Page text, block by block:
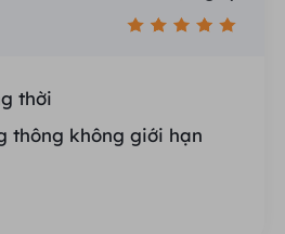
thời
thông không giới hạn